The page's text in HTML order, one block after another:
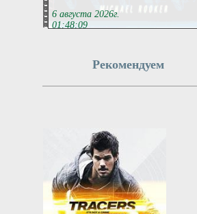
6 августа 2026г.
01:48:09
Вэнс подтвердил
расхождения во взглядах с
Нетаньяху
разногласия во взглядах.
6 августа 2026г.
01:45:21
Танкер, проходящий через
Рекомендуем